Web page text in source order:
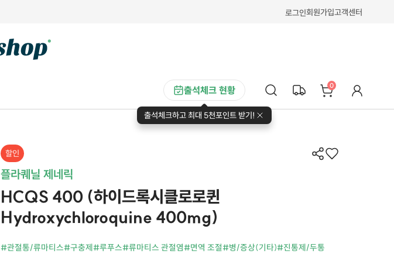
로그인회원가입고객센터
출석체크 현황
출석체크하고 최대 5천포인트 받기!
0
할인
플라퀘닐 제네릭
HCQS 400 (하이드록시클로로퀸
Hydroxychloroquine 400mg)
#관절통/류마티스#구충제#루푸스#류마티스 관절염#면역 조절#병/증상(기타)#진통제/두통